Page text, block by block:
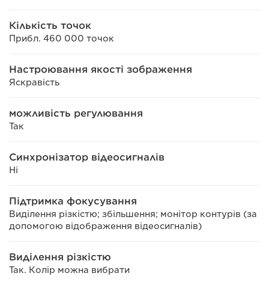
Кількість точок
Прибл. 460 000 точок
Настроювання якості зображення
Яскравість
можливість регулювання
Так
Синхронізатор відеосигналів
Ні
Підтримка фокусування
Виділення різкістю; збільшення; монітор контурів (за
допомогою відображення відеосигналів)
Виділення різкістю
Так. Колір можна вибрати